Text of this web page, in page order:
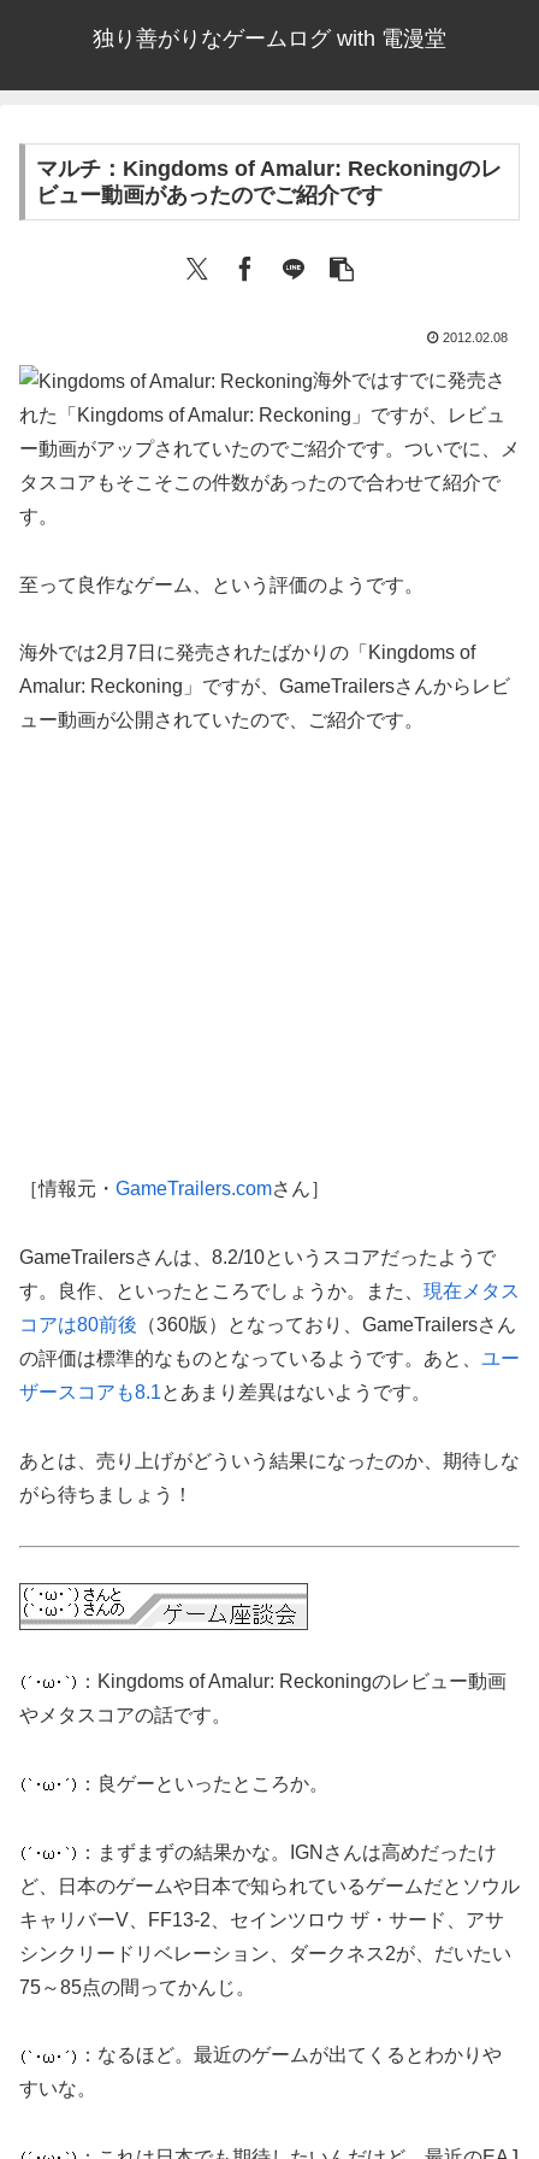
独り善がりなゲームログ with 電漫堂
マルチ：Kingdoms of Amalur: Reckoningのレ
ビュー動画があったのでご紹介です
2012.02.08
海外ではすでに発売さ
れた「Kingdoms of Amalur: Reckoning」ですが、レビュ
ー動画がアップされていたのでご紹介です。ついでに、メ
タスコアもそこそこの件数があったので合わせて紹介で
す。
至って良作なゲーム、という評価のようです。
海外では2月7日に発売されたばかりの「Kingdoms of
Amalur: Reckoning」ですが、GameTrailersさんからレビ
ュー動画が公開されていたので、ご紹介です。
［情報元・ GameTrailers.comさん］
GameTrailersさんは、8.2/10というスコアだったようで
す。良作、といったところでしょうか。また、 現在メタス
コアは80前後 （360版）となっており、GameTrailersさん
の評価は標準的なものとなっているようです。あと、 ユー
ザースコアも8.1とあまり差異はないようです。
あとは、売り上げがどういう結果になったのか、期待しな
がら待ちましょう！
：Kingdoms of Amalur: Reckoningのレビュー動画
やメタスコアの話です。
：良ゲーといったところか。
：まずまずの結果かな。IGNさんは高めだったけ
ど、日本のゲームや日本で知られているゲームだとソウル
キャリバーV、FF13-2、セインツロウ ザ・サード、アサ
シンクリードリベレーション、ダークネス2が、だいたい
75～85点の間ってかんじ。
：なるほど。最近のゲームが出てくるとわかりや
すいな。